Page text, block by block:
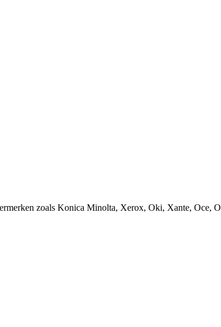
zoals Konica Minolta, Xerox, Oki, Xante, Oce,